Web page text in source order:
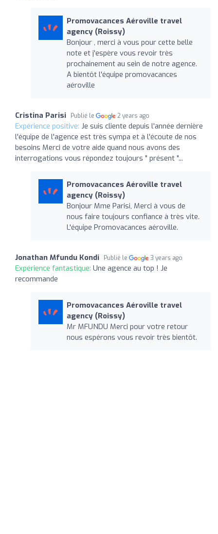
Promovacances Aéroville travel
agency (Roissy)
Bonjour , merci à vous pour cette belle
note et j'espère vous revoir très
prochainement au sein de notre agence.
A bientôt l'équipe promovacances
aéroville
Cristina Parisi Publié le 2 years ago
Expérience positive: Je suis cliente depuis l'année dernière
l'équipe de l'agence est très sympa et à l'écoute de nos
besoins Merci de votre aide quand nous avons des
interrogations vous répondez toujours " présent "...
Promovacances Aéroville travel
agency (Roissy)
Bonjour Mme Parisi, Merci à vous de
nous faire toujours confiance à très vite.
L'équipe Promovacances aéroville.
Jonathan Mfundu Kondi Publié le 3 years ago
Expérience fantastique: Une agence au top ! Je
recommande
Promovacances Aéroville travel
agency (Roissy)
Mr MFUNDU Merci pour votre retour
nous espérons vous revoir très bientôt.